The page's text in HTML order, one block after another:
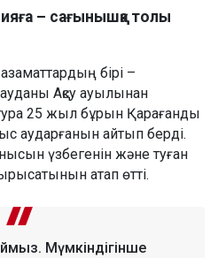
– сағынышқа толы
бірі –
Ақсу ауылынан
тура 25 жыл бұрын Қарағанды
аударғанын айтып берді.
үзбегенін және туған
атап өтті.
Мүмкіндігінше